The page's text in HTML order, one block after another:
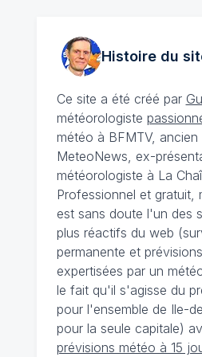
Histoire du
Ce site a été créé par
météorologiste
météo à BFMTV,
MeteoNews, ex-
météorologiste à La
Professionnel et gratuit,
est sans doute l'un des
plus réactifs du web
permanente et
expertisées par un
le fait qu'il s'agisse du
pour l'ensemble de Ile-
pour la seule capitale)
prévisions météo à 15